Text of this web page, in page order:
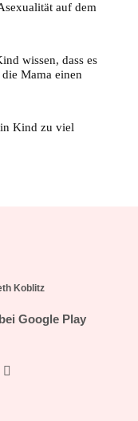
auf dem
wissen, dass es
Mama einen
Kind zu viel